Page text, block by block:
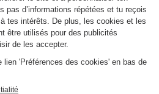
dans l'arrière pays Provençal,
et du village pittoresque de
vous trouverez sur place une
qu'à quelques kilomètres.
vous propose une table de